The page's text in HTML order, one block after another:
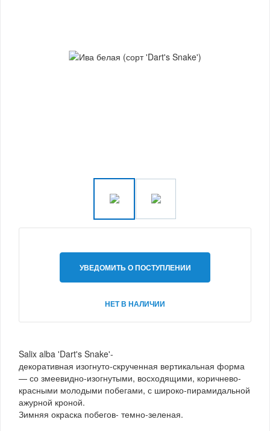
УВЕДОМИТЬ О ПОСТУПЛЕНИИ
НЕТ В НАЛИЧИИ
Salix alba 'Dart's Snake'-
декоративная изогнуто-скрученная вертикальная форма
— со змеевидно-изогнутыми, восходящими, коричнево-
красными молодыми побегами, с широко-пирамидальной
ажурной кроной.
Зимняя окраска побегов- темно-зеленая.